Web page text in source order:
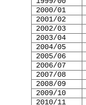
2000/01
2001/02
2002/03
2003/04
2004/05
2005/06
2006/07
2007/08
2008/09
2009/10
2010/11